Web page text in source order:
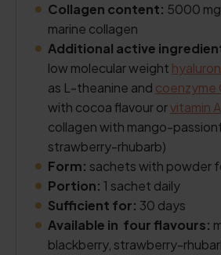
Collagen content: 5000
marine collagen
Additional active
low molecular weight
as L-theanine and coenzyme
with cocoa flavour orvitamin A
collagen with mango-
strawberry-rhubarb)
Form: sachets with powder
Portion: 1 sachet daily
Sufficient for: 30 days
Available in four flavours:
blackberry, strawberry-